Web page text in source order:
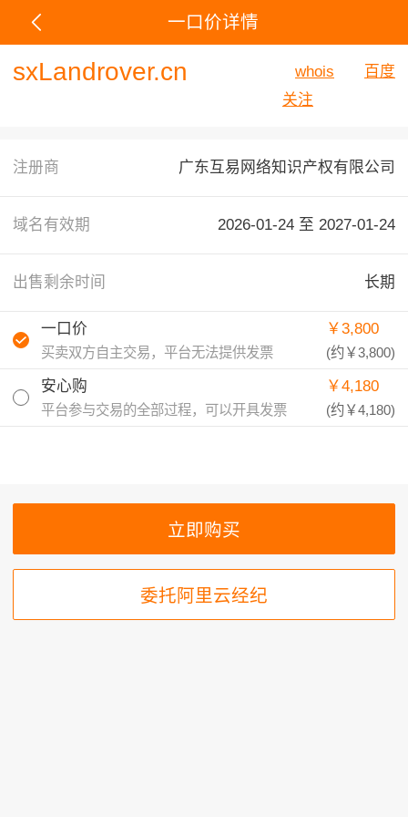
一口价详情
sxLandrover.cn whois
百度
关注
注册商 广东互易网络知识产权有限公司
域名有效期 2026-01-24 至 2027-01-24
出售剩余时间 长期
一口价
买卖双方自主交易，平台无法提供发票
￥3,800
(约￥3,800)
安心购
平台参与交易的全部过程，可以开具发票
￥4,180
(约￥4,180)
委托阿里云经纪